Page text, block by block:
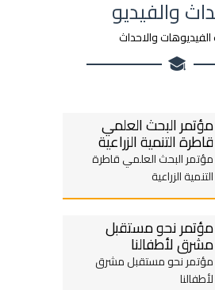
والفيديو
والاحداث
مؤتمر البحث العلمي
قاطرة التنمية الزراعية
مؤتمر البحث العلمي قاطرة
التنمية الزراعية
مؤتمر نحو مستقبل
مشرق لأطفالنا
مؤتمر نحو مستقبل مشرق
لأطفالنا